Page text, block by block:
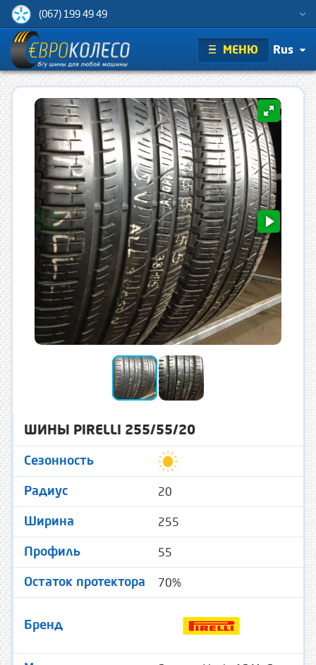
(067) 199 49 49
МЕНЮ Rus
ШИНЫ PIRELLI 255/55/20
Сезонность
Радиус 20
Ширина 255
Профиль 55
Остаток протектора 70%
Бренд